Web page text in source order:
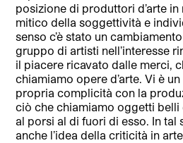
posizione di produttori d’arte
mitico della soggettività e
senso c’è stato un
gruppo di artisti nell’interesse
il piacere ricavato dalle merci,
chiamiamo opere d’arte. Vi è
propria complicità con la
ciò che chiamiamo oggetti
al porsi al di fuori di esso. In tal
anche l’idea della criticità in